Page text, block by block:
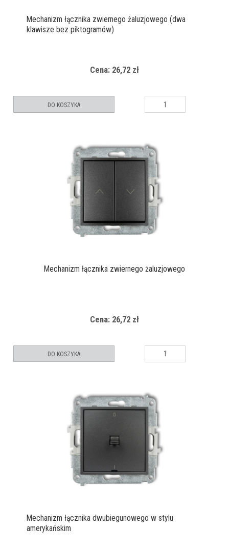
Mechanizm łącznika zwiernego żaluzjowego (dwa
klawisze bez piktogramów)
Cena: 26,72 zł
DO KOSZYKA
Mechanizm łącznika zwiernego żaluzjowego
Cena: 26,72 zł
DO KOSZYKA
Mechanizm łącznika dwubiegunowego w stylu
amerykańskim